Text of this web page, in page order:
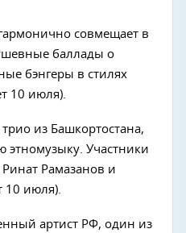
совмещает в
баллады о
бэнгеры в стилях
10 июля).
из Башкортостана,
этномузыку. Участники
Рамазанов и
10 июля).
артист РФ, один из